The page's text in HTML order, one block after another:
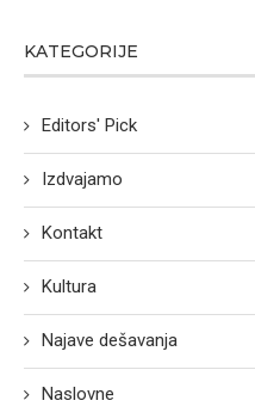
KATEGORIJE
Editors' Pick
Izdvajamo
Kontakt
Kultura
Najave dešavanja
Naslovne